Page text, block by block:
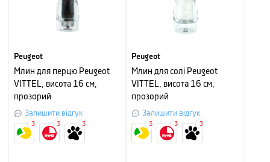
Peugeot
Млин для перцю Peugeot
VITTEL, висота 16 см,
прозорий
Залишити відгук
3 3 3
Peugeot
Млин для солі Peugeot
VITTEL, висота 16 см,
прозорий
Залишити відгук
3 3 3